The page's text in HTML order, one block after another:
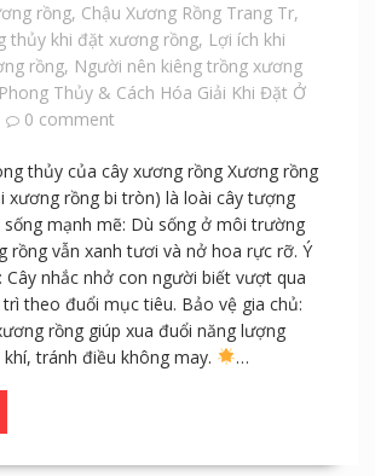
rồng, Chậu Xương Rồng Trang Tr,
thủy khi đặt xương rồng, Lợi ích khi
rồng, Người nên kiêng trồng xương
Thủy & Cách Hóa Giải Khi Đặt Ở
0 comment
thủy của cây xương rồng Xương rồng
xương rồng bi tròn) là loài cây tượng
mạnh mẽ: Dù sống ở môi trường
rồng vẫn xanh tươi và nở hoa rực rỡ. Ý
Cây nhắc nhở con người biết vượt qua
theo đuổi mục tiêu. Bảo vệ gia chủ:
rồng giúp xua đuổi năng lượng
tránh điều không may.
…